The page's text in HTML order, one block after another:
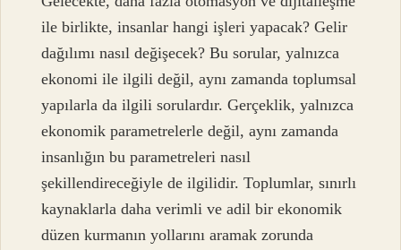
ile birlikte, insanlar hangi işleri yapacak? Gelir
dağılımı nasıl değişecek? Bu sorular, yalnızca
ekonomi ile ilgili değil, aynı zamanda toplumsal
yapılarla da ilgili sorulardır. Gerçeklik, yalnızca
ekonomik parametrelerle değil, aynı zamanda
insanlığın bu parametreleri nasıl
şekillendireceğiyle de ilgilidir. Toplumlar, sınırlı
kaynaklarla daha verimli ve adil bir ekonomik
düzen kurmanın yollarını aramak zorunda